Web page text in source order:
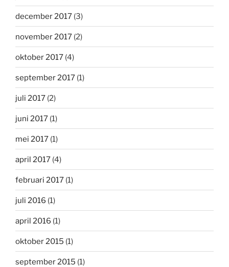
december 2017 (3)
november 2017 (2)
oktober 2017 (4)
september 2017 (1)
juli 2017 (2)
juni 2017 (1)
mei 2017 (1)
april 2017 (4)
februari 2017 (1)
juli 2016 (1)
april 2016 (1)
oktober 2015 (1)
september 2015 (1)